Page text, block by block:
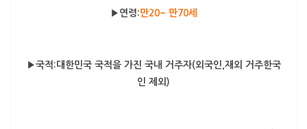
▶연령:만20~ 만70세
▶국적:대한민국 국적을 가진 국내 거주자(외국인,재외 거주한국
인 제외)